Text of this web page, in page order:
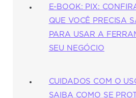
E-BOOK: PIX:
QUE VOCÊ PRECISA
PARA USAR A
SEU NEGÓCIO
CUIDADOS COM O
SAIBA COMO SE